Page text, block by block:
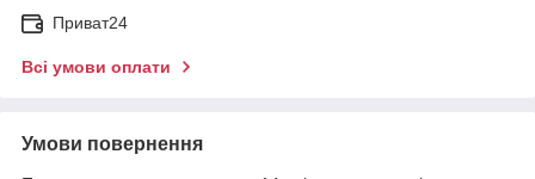
Приват24
Всі умови оплати
Умови повернення